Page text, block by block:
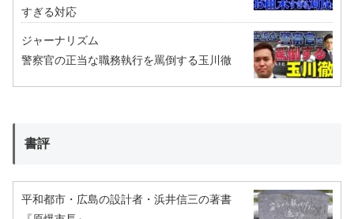
すぎる対応
ジャーナリズム
警察官の正当な職務執行を罵倒する玉川徹
書評
平和都市・広島の設計者・浜井信三の著書